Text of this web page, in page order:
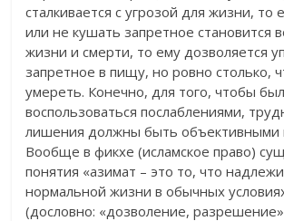
сталкивается с угрозой для жизни, то
или не кушать запретное становится
жизни и смерти, то ему дозволяется
запретное в пищу, но ровно столько,
умереть. Конечно, для того, чтобы
воспользоваться послаблениями,
лишения должны быть объективными
Вообще в фикхе (исламское право)
понятия «азимат – это то, что
нормальной жизни в обычных
(дословно: «дозволение,